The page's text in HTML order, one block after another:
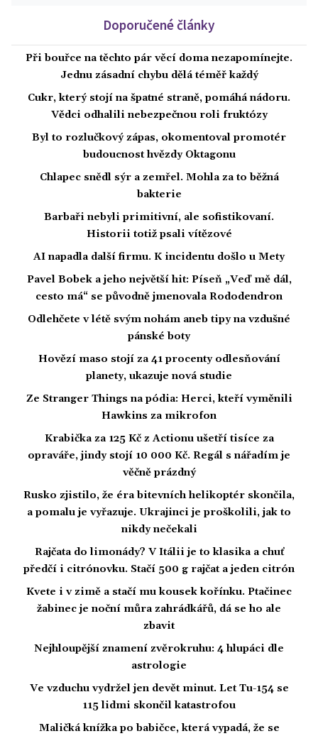
Doporučené články
Při bouřce na těchto pár věcí doma nezapomínejte.
Jednu zásadní chybu dělá téměř každý
Cukr, který stojí na špatné straně, pomáhá nádoru.
Vědci odhalili nebezpečnou roli fruktózy
Byl to rozlučkový zápas, okomentoval promotér
budoucnost hvězdy Oktagonu
Chlapec snědl sýr a zemřel. Mohla za to běžná
bakterie
Barbaři nebyli primitivní, ale sofistikovaní.
Historii totiž psali vítězové
AI napadla další firmu. K incidentu došlo u Mety
Pavel Bobek a jeho největší hit: Píseň „Veď mě dál,
cesto má“ se původně jmenovala Rododendron
Odlehčete v létě svým nohám aneb tipy na vzdušné
pánské boty
Hovězí maso stojí za 41 procenty odlesňování
planety, ukazuje nová studie
Ze Stranger Things na pódia: Herci, kteří vyměnili
Hawkins za mikrofon
Krabička za 125 Kč z Actionu ušetří tisíce za
opraváře, jindy stojí 10 000 Kč. Regál s nářadím je
věčně prázdný
Rusko zjistilo, že éra bitevních helikoptér skončila,
a pomalu je vyřazuje. Ukrajinci je proškolili, jak to
nikdy nečekali
Rajčata do limonády? V Itálii je to klasika a chuť
předčí i citrónovku. Stačí 500 g rajčat a jeden citrón
Kvete i v zimě a stačí mu kousek kořínku. Ptačinec
žabinec je noční můra zahrádkářů, dá se ho ale
zbavit
Nejhloupější znamení zvěrokruhu: 4 hlupáci dle
astrologie
Ve vzduchu vydržel jen devět minut. Let Tu-154 se
115 lidmi skončil katastrofou
Maličká knížka po babičce, která vypadá, že se